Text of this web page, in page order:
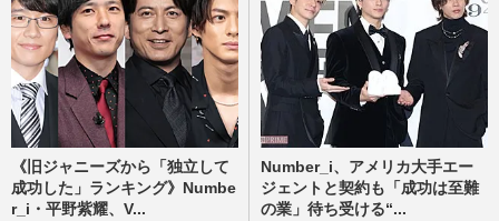
《旧ジャニーズから「独立して
成功した」ランキング》Numbe
r_i・平野紫耀、V...
Number_i、アメリカ大手エー
ジェントと契約も「成功は至難
の業」待ち受ける“...